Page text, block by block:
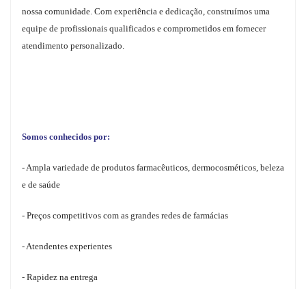
nossa comunidade. Com experiência e dedicação, construímos uma
equipe de profissionais qualificados e comprometidos em fornecer
atendimento personalizado.
Somos conhecidos por:
- Ampla variedade de produtos farmacêuticos, dermocosméticos, beleza
e de saúde
- Preços competitivos com as grandes redes de farmácias
- Atendentes experientes
- Rapidez na entrega